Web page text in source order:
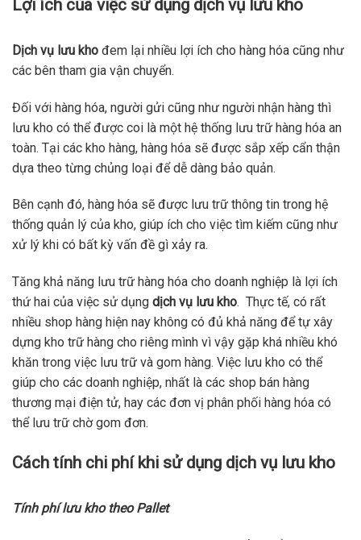
Lợi ích của việc sử dụng dịch vụ lưu kho
Dịch vụ lưu kho đem lại nhiều lợi ích cho hàng hóa cũng như
các bên tham gia vận chuyển.
Đối với hàng hóa, người gửi cũng như người nhận hàng thì
lưu kho có thể được coi là một hệ thống lưu trữ hàng hóa an
toàn. Tại các kho hàng, hàng hóa sẽ được sắp xếp cẩn thận
dựa theo từng chủng loại để dễ dàng bảo quản.
Bên cạnh đó, hàng hóa sẽ được lưu trữ thông tin trong hệ
thống quản lý của kho, giúp ích cho việc tìm kiếm cũng như
xử lý khi có bất kỳ vấn đề gì xảy ra.
Tăng khả năng lưu trữ hàng hóa cho doanh nghiệp là lợi ích
thứ hai của việc sử dụng dịch vụ lưu kho. Thực tế, có rất
nhiều shop hàng hiện nay không có đủ khả năng để tự xây
dựng kho trữ hàng cho riêng mình vì vậy gặp khá nhiều khó
khăn trong việc lưu trữ và gom hàng. Việc lưu kho có thể
giúp cho các doanh nghiệp, nhất là các shop bán hàng
thương mại điện tử, hay các đơn vị phân phối hàng hóa có
thể lưu trữ chờ gom đơn.
Cách tính chi phí khi sử dụng dịch vụ lưu kho
Tính phí lưu kho theo Pallet